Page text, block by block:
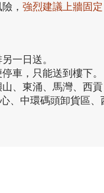
， 強烈建議上牆固定
一日送。
車，只能送到樓下。
、東涌、馬灣、西
、中環碼頭卸貨區